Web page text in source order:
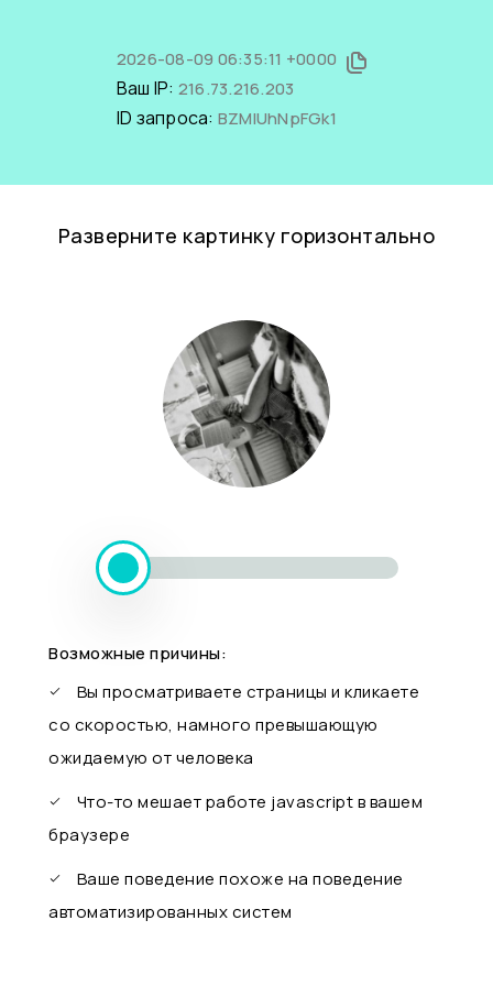
2026-08-09 06:35:11 +0000
Ваш IP: 216.73.216.203
ID запроса: BZMlUhNpFGk1
Разверните картинку горизонтально
Возможные причины:
Вы просматриваете страницы и кликаете
со скоростью, намного превышающую
ожидаемую от человека
Что-то мешает работе javascript в вашем
браузере
Ваше поведение похоже на поведение
автоматизированных систем